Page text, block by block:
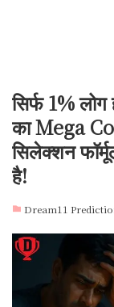
सिर्फ 1% लोग
का Mega
सिलेक्शन
है!
Dream11